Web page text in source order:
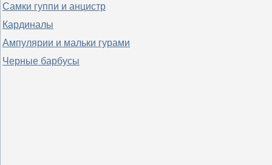
Самки гуппи и анцистр
Кардиналы
Ампулярии и мальки гурами
Черные барбусы